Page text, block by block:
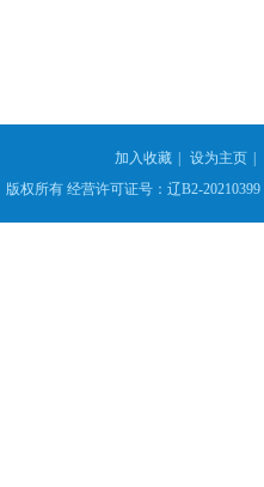
加入收藏 设为主页
版权所有 经营许可证号：辽B2-20210399 |